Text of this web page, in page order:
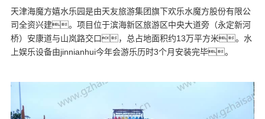
天津海魔方嬉水乐园是由天友旅游集团旗下欢乐水魔方股份有限公
司全资兴建。项目位于滨海新区旅游区中央大道旁（永定新河
桥）安康道与山岚路交口，总占地面积约13万平方米。水
上娱乐设备由jinnianhui今年会游乐历时3个月安装完毕。